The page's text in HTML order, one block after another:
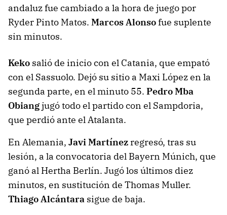
andaluz fue cambiado a la hora de juego por
Ryder Pinto Matos. Marcos Alonsofue suplente
sin minutos.
Keko salió de inicio con el Catania, que empató
con el Sassuolo. Dejó su sitio a Maxi López en la
segunda parte, en el minuto 55. Pedro Mba
Obiangjugó todo el partido con el Sampdoria,
que perdió ante el Atalanta.
En Alemania, Javi Martínezregresó, tras su
lesión, a la convocatoria del Bayern Múnich, que
ganó al Hertha Berlín. Jugó los últimos diez
minutos, en sustitución de Thomas Muller.
Thiago Alcántara sigue de baja.